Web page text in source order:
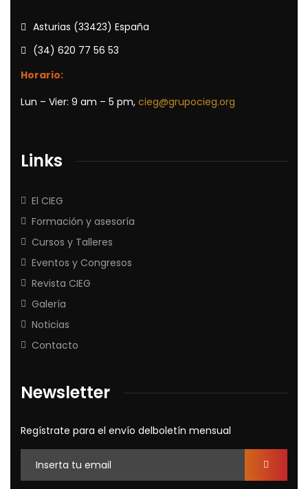
Asturias (33423) España
(34) 620 77 56 53
Horario:
Lun – Vier: 9 am – 5 pm, cieg@grupocieg.org
Links
El CIEG
Formación y asesoría
Cursos y Talleres
Eventos y Congresos
Revista CIEG
Galería
Noticias
Contacto
Newsletter
Regístrate para el envío delboletín mensual